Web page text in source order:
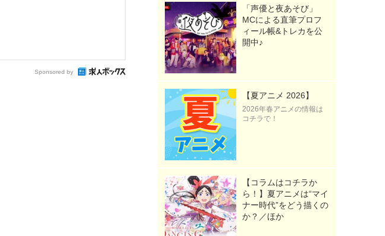
Sponsored by
「声優と夜あそび」
MCによる直筆プロフ
ィール帳&トレカを公
開中♪
【夏アニメ 2026】
2026年春アニメの情報は
コチラで！
【コラムはコチラか
ら！】夏アニメは“マイ
ナー時代”をどう描くの
か？／ほか